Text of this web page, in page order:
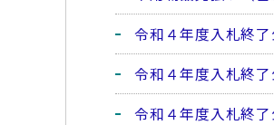
令和４年度入札終
令和４年度入札終
令和４年度入札終